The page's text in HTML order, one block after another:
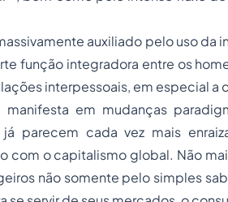
auxiliado pelo uso da
função integradora entre os
interpessoais, em especial a
em mudanças
parecem cada vez mais
com o capitalismo global. Não
não somente pelo simples